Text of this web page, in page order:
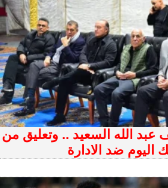
الله السعيد .. وتعليق من
اليوم ضد الادارة